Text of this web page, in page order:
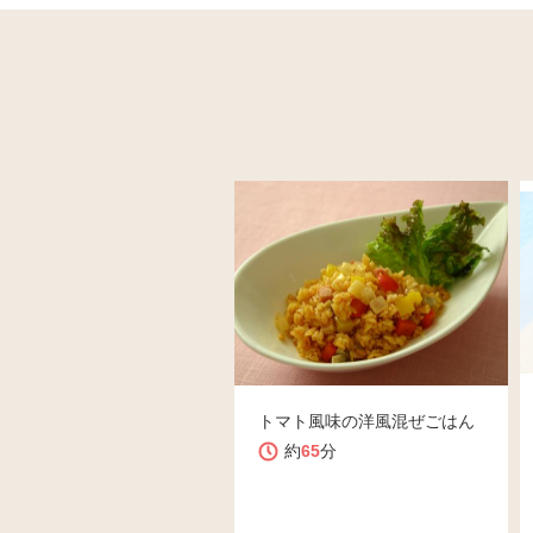
トマト風味の洋風混ぜごはん
約65分